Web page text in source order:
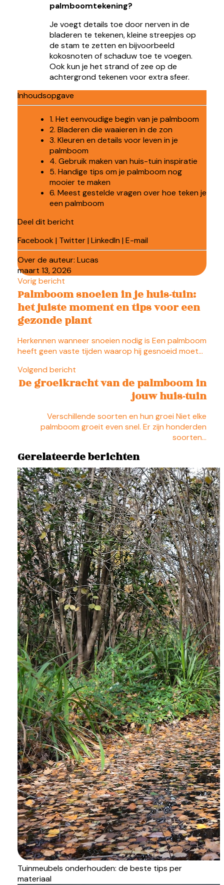
palmboomtekening?
Je voegt details toe door nerven in de
bladeren te tekenen, kleine streepjes op
de stam te zetten en bijvoorbeeld
kokosnoten of schaduw toe te voegen.
Ook kun je het strand of zee op de
achtergrond tekenen voor extra sfeer.
Inhoudsopgave
1. Het eenvoudige begin van je palmboom
2. Bladeren die waaieren in de zon
3. Kleuren en details voor leven in je
palmboom
4. Gebruik maken van huis-tuin inspiratie
5. Handige tips om je palmboom nog
mooier te maken
6. Meest gestelde vragen over hoe teken je
een palmboom
Deel dit bericht
Facebook| Twitter| LinkedIn | E-mail
Over de auteur: Lucas
maart 13, 2026
Vorig bericht
Palmboom snoeien in je huis-tuin:
het juiste moment en tips voor een
gezonde plant
Herkennen wanneer snoeien nodig is Een palmboom
heeft geen vaste tijden waarop hij gesnoeid moet…
Volgend bericht
De groeikracht van de palmboom in
jouw huis-tuin
Verschillende soorten en hun groei Niet elke
palmboom groeit even snel. Er zijn honderden
soorten…
Gerelateerde berichten
Tuinmeubels onderhouden: de beste tips per
materiaal